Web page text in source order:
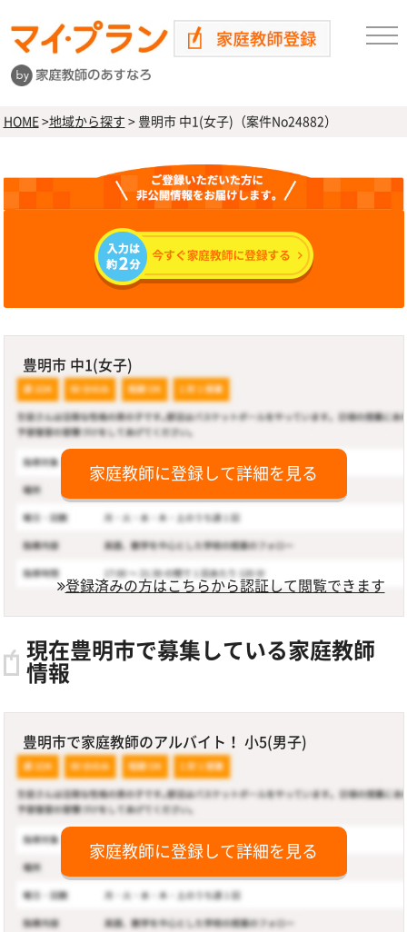
HOME>地域から探す >豊明市 中1(女子)（案件No24882）
豊明市 中1(女子)
家庭教師に登録して詳細を見る
登録済みの方はこちらから認証して閲覧できます
現在豊明市で募集している家庭教師
情報
豊明市で家庭教師のアルバイト！ 小5(男子)
家庭教師に登録して詳細を見る